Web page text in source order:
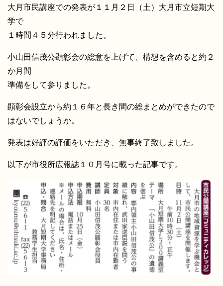
大月市民講座での発表が１１月２日（土）大月市立短期大
学で
１時間４５分行われました。
小山田信茂公顕彰会の総意を上げて、構想を含めると約２
か月間
準備をして参りました。
顕彰会設立から約１６年と長き間の総まとめができたので
はないでしょうか。
発表は好評の評価をいただき、無事終了致しました。
以下が市役所広報誌１０月号に載った記事です。